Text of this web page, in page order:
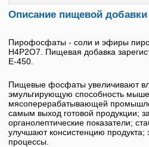
Описание пищевой добавки
Пирофосфаты - соли и эфиры
H4P2O7. Пищевая добавка
Е-450.
Пищевые фосфаты увеличивают
эмульгирующую способность
мясоперерабатывающей
самым выход готовой продукции;
органолептические показатели;
улучшают консистенцию
процессы.